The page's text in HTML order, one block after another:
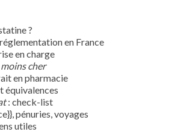
?
en France
en charge
moins cher
en pharmacie
équivalences
: check-list
pénuries, voyages
utiles